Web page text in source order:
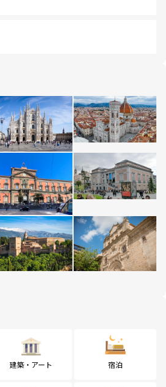
建築・アート 宿泊